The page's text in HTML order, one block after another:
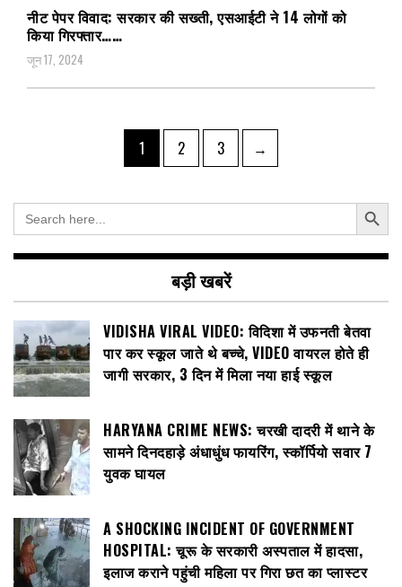
नीट पेपर विवाद: सरकार की सख्ती, एसआईटी ने 14 लोगों को
किया गिरफ्तार……
जून 17, 2024
Page
1 Page
2 Page
3 →
Search
for:
Search Button
बड़ी खबरें
VIDISHA VIRAL VIDEO: विदिशा में उफनती बेतवा
पार कर स्कूल जाते थे बच्चे, VIDEO वायरल होते ही
जागी सरकार, 3 दिन में मिला नया हाई स्कूल
HARYANA CRIME NEWS: चरखी दादरी में थाने के
सामने दिनदहाड़े अंधाधुंध फायरिंग, स्कॉर्पियो सवार 7
युवक घायल
A SHOCKING INCIDENT OF GOVERNMENT
HOSPITAL: चूरू के सरकारी अस्पताल में हादसा,
इलाज कराने पहुंची महिला पर गिरा छत का प्लास्टर